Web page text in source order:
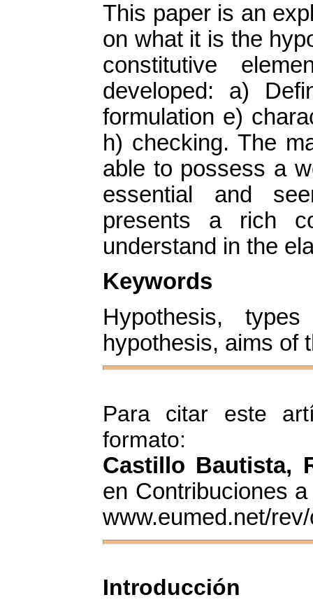
This paper is an
on what it is the
constitutive
developed: a)
formulation e)
h) checking. The
able to possess a
essential and
presents a rich
understand in the
Keywords
Hypothesis,
hypothesis, aims of
Para citar este
formato:
Castillo Bautista,
en Contribuciones
www.eumed.net/
Introducción